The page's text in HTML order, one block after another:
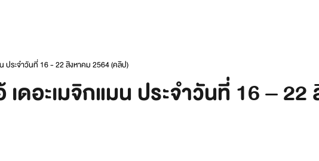
ประจำวันที่ 16 - 22 สิงหาคม 2564 (คลิป)
ดอะเมจิกแมน ประจำวันที่ 16 –